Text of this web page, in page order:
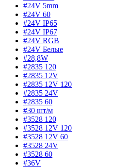
#24V 5mm
#24V 60
#24V IP65
#24V IP67
#24V RGB
#24V Белые
#28,8W
#2835 120
#2835 12V
#2835 12V 120
#2835 24V
#2835 60
#30 шт/м
#3528 120
#3528 12V 120
#3528 12V 60
#3528 24V
#3528 60
#36V